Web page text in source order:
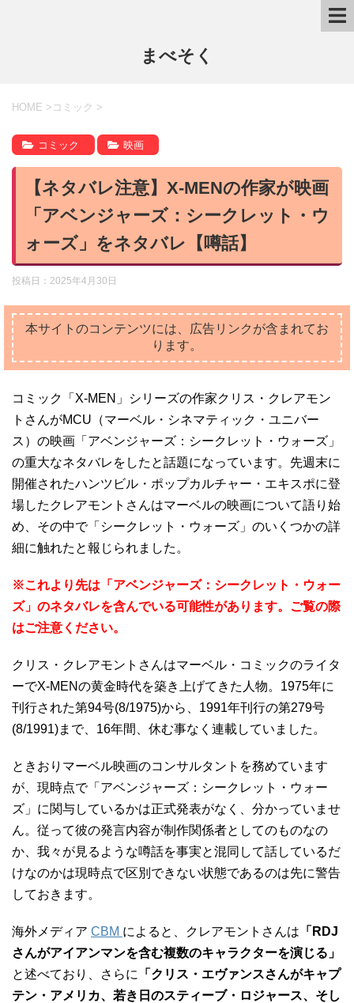
まべそく
HOME > コミック >
コミック 映画
【ネタバレ注意】X-MENの作家が映画
「アベンジャーズ：シークレット・ウ
ォーズ」をネタバレ【噂話】
投稿日： 2025年4月30日
本サイトのコンテンツには、広告リンクが含まれてお
ります。
コミック「X-MEN」シリーズの作家クリス・クレアモン
トさんがMCU（マーベル・シネマティック・ユニバー
ス）の映画「アベンジャーズ：シークレット・ウォーズ」
の重大なネタバレをしたと話題になっています。先週末に
開催されたハンツビル・ポップカルチャー・エキスポに登
場したクレアモントさんはマーベルの映画について語り始
め、その中で「シークレット・ウォーズ」のいくつかの詳
細に触れたと報じられました。
※これより先は「アベンジャーズ：シークレット・ウォー
ズ」のネタバレを含んでいる可能性があります。ご覧の際
はご注意ください。
クリス・クレアモントさんはマーベル・コミックのライタ
ーでX-MENの黄金時代を築き上げてきた人物。1975年に
刊行された第94号(8/1975)から、1991年刊行の第279号
(8/1991)まで、16年間、休む事なく連載していました。
ときおりマーベル映画のコンサルタントを務めています
が、現時点で「アベンジャーズ：シークレット・ウォー
ズ」に関与しているかは正式発表がなく、分かっていませ
ん。従って彼の発言内容が制作関係者としてのものなの
か、我々が見るような噂話を事実と混同して話しているだ
けなのかは現時点で区別できない状態であるのは先に警告
しておきます。
海外メディア CBM によると、クレアモントさんは 「RDJ
さんがアイアンマンを含む複数のキャラクターを演じる」
と述べており、さらに
「クリス・エヴァンスさんがキャプ
テン・アメリカ、若き日のスティーブ・ロジャース、そし